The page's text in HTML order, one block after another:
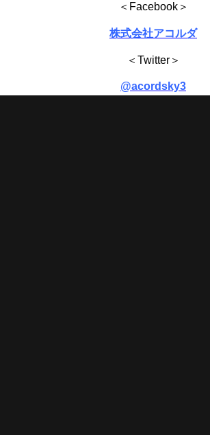
＜Facebook＞
株式会社アコルダ
＜Twitter＞
@acordsky3